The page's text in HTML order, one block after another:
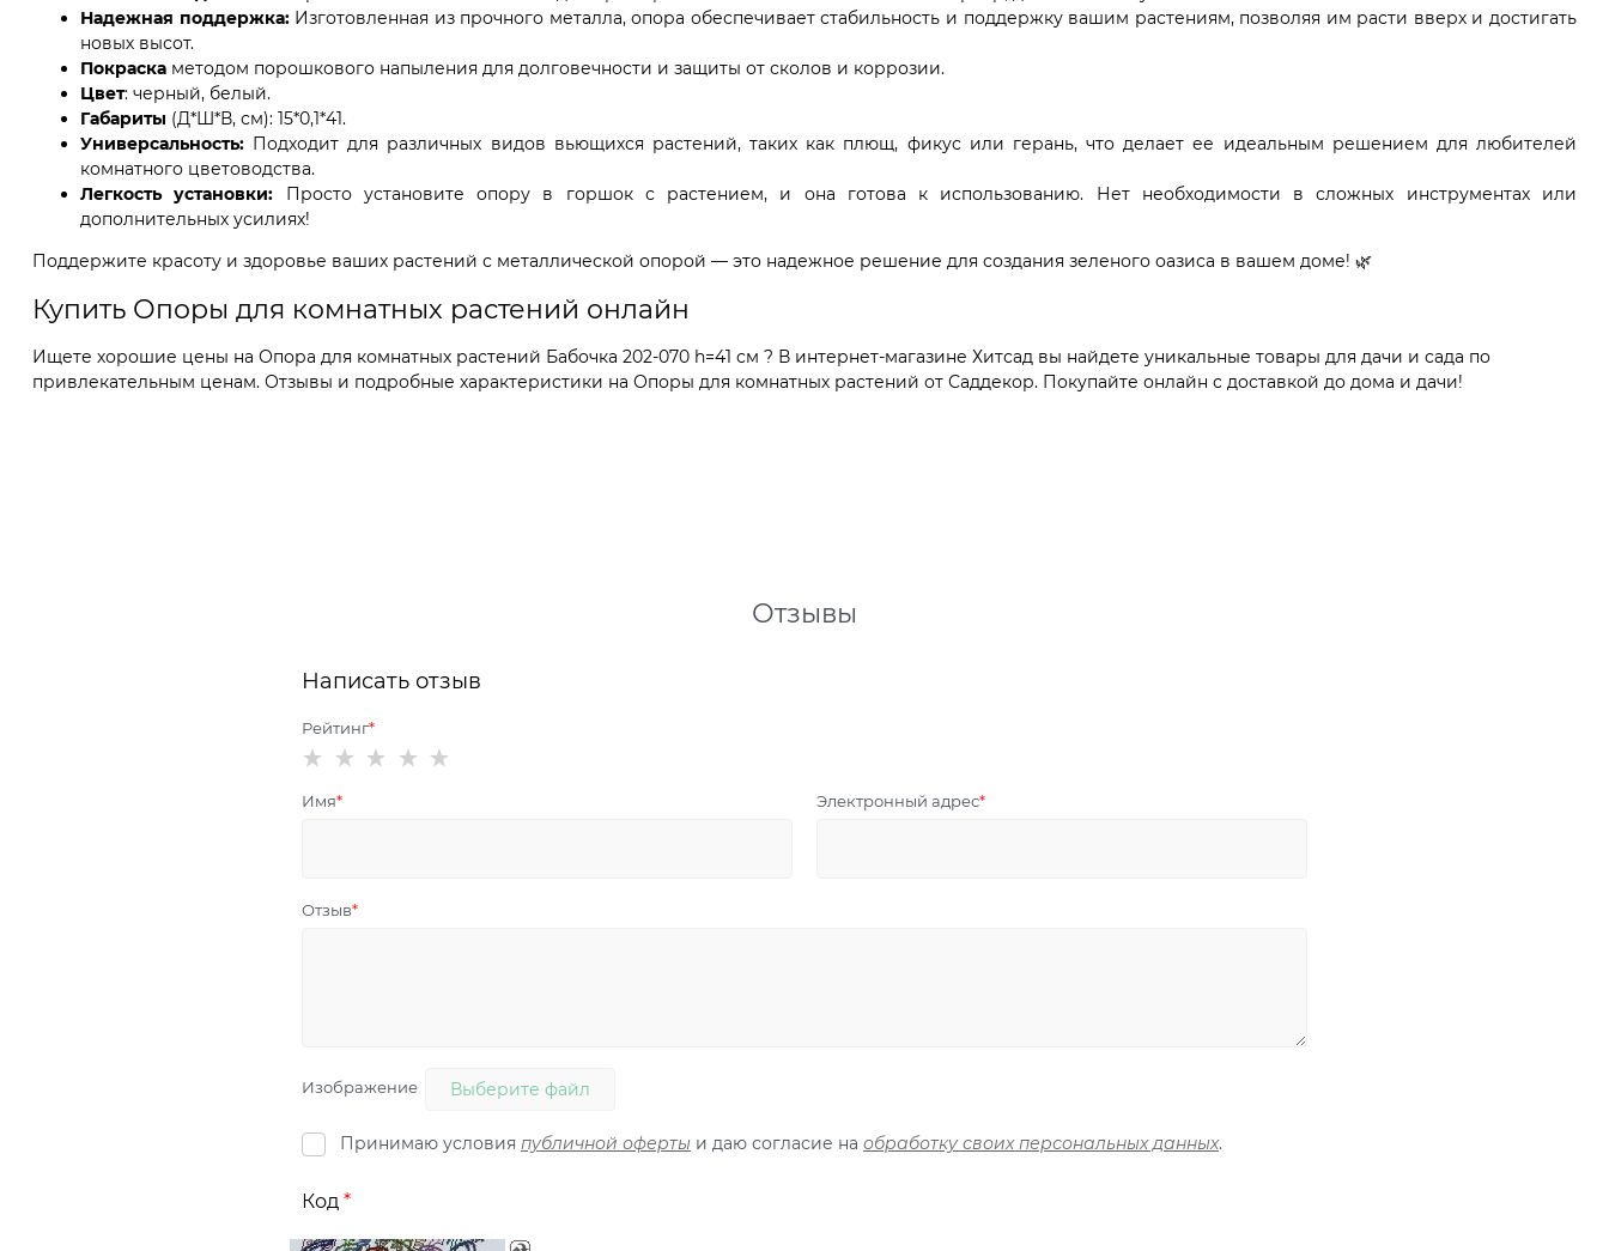
Надежная поддержка:Изготовленная из прочного металла, опора обеспечивает стабильность и поддержку вашим растениям, позволяя им расти вверх и достигать
новых высот.
Покраска методом порошкового напыления для долговечности и защиты от сколов и коррозии.
Цвет: черный, белый.
Габариты (Д*Ш*В, см): 15*0,1*41.
Универсальность: Подходит для различных видов вьющихся растений, таких как плющ, фикус или герань, что делает ее идеальным решением для любителей
комнатного цветоводства.
Легкость установки: Просто установите опору в горшок с растением, и она готова к использованию. Нет необходимости в сложных инструментах или
дополнительных усилиях!
Поддержите красоту и здоровье ваших растений с металлической опорой — это надежное решение для создания зеленого оазиса в вашем доме! 🌿
Купить Опоры для комнатных растений онлайн
Ищете хорошие цены на Опора для комнатных растений Бабочка 202-070 h=41 см ? В интернет-магазине Хитсад вы найдете уникальные товары для дачи и сада по
привлекательным ценам. Отзывы и подробные характеристики на Опоры для комнатных растений от Саддекор. Покупайте онлайн с доставкой до дома и дачи!
Отзывы
Написать отзыв
Рейтинг
Имя Электронный адрес
Отзыв
Изображение Выберите файл
Принимаю условия публичной оферты и даю согласие на обработку своих персональных данных.
Код